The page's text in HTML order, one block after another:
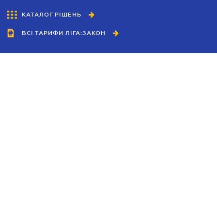
КАТАЛОГ РІШЕНЬ
ВСІ ТАРИФИ ЛІГА:ЗАКОН